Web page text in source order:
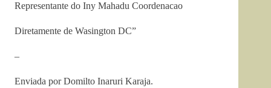
Representante do Iny Mahadu Coordenacao
Diretamente de Wasington DC”
–
Enviada por Domilto Inaruri Karaja.